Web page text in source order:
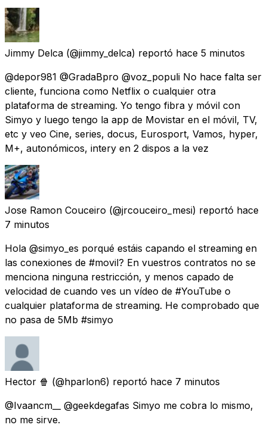
Jimmy Delca (@jimmy_delca) reportó hace 5 minutos
@depor981 @GradaBpro @voz_populi No hace falta ser
cliente, funciona como Netflix o cualquier otra
plataforma de streaming. Yo tengo fibra y móvil con
Simyo y luego tengo la app de Movistar en el móvil, TV,
etc y veo Cine, series, docus, Eurosport, Vamos, hyper,
M+, autonómicos, intery en 2 dispos a la vez
Jose Ramon Couceiro (@jrcouceiro_mesi) reportó hace
7 minutos
Hola @simyo_es porqué estáis capando el streaming en
las conexiones de #movil? En vuestros contratos no se
menciona ninguna restricción, y menos capado de
velocidad de cuando ves un vídeo de #YouTube o
cualquier plataforma de streaming. He comprobado que
no pasa de 5Mb #simyo
Hector 🍿 (@hparlon6) reportó hace 7 minutos
@Ivaancm__ @geekdegafas Simyo me cobra lo mismo,
no me sirve.